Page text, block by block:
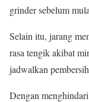
grinder sebelum
Selain itu, jarang
rasa tengik akibat
jadwalkan
Dengan